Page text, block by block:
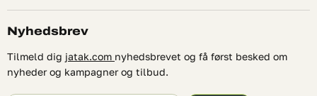
Nyhedsbrev
Tilmeld dig jatak.com nyhedsbrevet og få først besked om
nyheder og kampagner og tilbud.